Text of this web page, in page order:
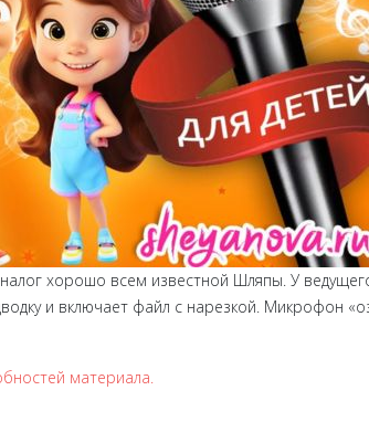
хорошо всем известной Шляпы. У
и включает файл с нарезкой. Микрофон
материала.